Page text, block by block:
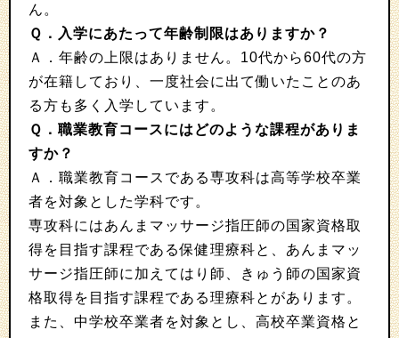
ん。
Ｑ．入学にあたって年齢制限はありますか？
Ａ．年齢の上限はありません。10代から60代の方
が在籍しており、一度社会に出て働いたことのあ
る方も多く入学しています。
Ｑ．職業教育コースにはどのような課程がありま
すか？
Ａ．職業教育コースである専攻科は高等学校卒業
者を対象とした学科です。
専攻科にはあんまマッサージ指圧師の国家資格取
得を目指す課程である保健理療科と、あんまマッ
サージ指圧師に加えてはり師、きゅう師の国家資
格取得を目指す課程である理療科とがあります。
また、中学校卒業者を対象とし、高校卒業資格と